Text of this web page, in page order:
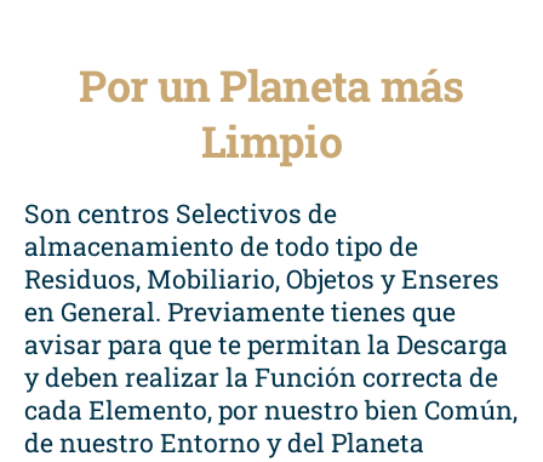
Por un Planeta más
Limpio
Son centros Selectivos de
almacenamiento de todo tipo de
Residuos, Mobiliario, Objetos y Enseres
en General. Previamente tienes que
avisar para que te permitan la Descarga
y deben realizar la Función correcta de
cada Elemento, por nuestro bien Común,
de nuestro Entorno y del Planeta